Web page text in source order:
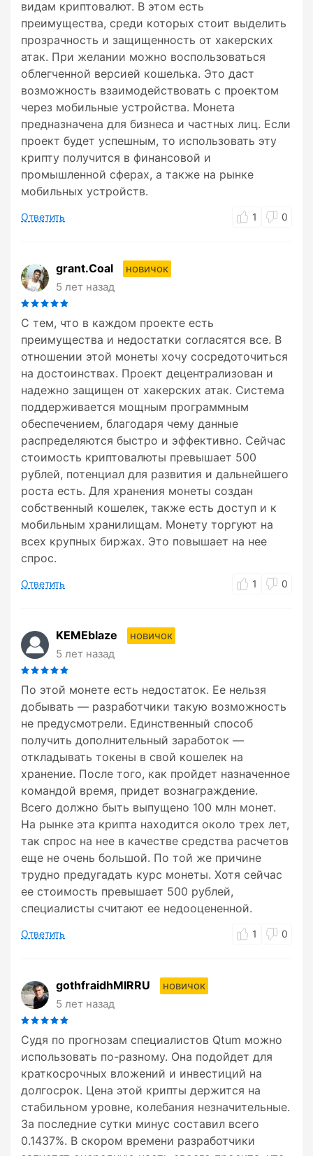
видам криптовалют. В этом есть
преимущества, среди которых стоит выделить
прозрачность и защищенность от хакерских
атак. При желании можно воспользоваться
облегченной версией кошелька. Это даст
возможность взаимодействовать с проектом
через мобильные устройства. Монета
предназначена для бизнеса и частных лиц. Если
проект будет успешным, то использовать эту
крипту получится в финансовой и
промышленной сферах, а также на рынке
мобильных устройств.
Ответить 1 0
grant.Coal
новичок
5 лет назад
С тем, что в каждом проекте есть
преимущества и недостатки согласятся все. В
отношении этой монеты хочу сосредоточиться
на достоинствах. Проект децентрализован и
надежно защищен от хакерских атак. Система
поддерживается мощным программным
обеспечением, благодаря чему данные
распределяются быстро и эффективно. Сейчас
стоимость криптовалюты превышает 500
рублей, потенциал для развития и дальнейшего
роста есть. Для хранения монеты создан
собственный кошелек, также есть доступ и к
мобильным хранилищам. Монету торгуют на
всех крупных биржах. Это повышает на нее
спрос.
Ответить 1 0
KEMEblaze
новичок
5 лет назад
По этой монете есть недостаток. Ее нельзя
добывать — разработчики такую возможность
не предусмотрели. Единственный способ
получить дополнительный заработок —
откладывать токены в свой кошелек на
хранение. После того, как пройдет назначенное
командой время, придет вознаграждение.
Всего должно быть выпущено 100 млн монет.
На рынке эта крипта находится около трех лет,
так спрос на нее в качестве средства расчетов
еще не очень большой. По той же причине
трудно предугадать курс монеты. Хотя сейчас
ее стоимость превышает 500 рублей,
специалисты считают ее недооцененной.
Ответить 1 0
gothfraidhMIRRU
новичок
5 лет назад
Судя по прогнозам специалистов Qtum можно
использовать по-разному. Она подойдет для
краткосрочных вложений и инвестиций на
долгосрок. Цена этой крипты держится на
стабильном уровне, колебания незначительные.
За последние сутки минус составил всего
0.1437%. В скором времени разработчики